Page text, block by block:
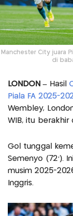
Manchester City juara
di
LONDON – Hasil
Piala FA 2025-
Wembley,
WIB, itu berakhir
Gol tunggal
Semenyo (72’).
musim 2025-
Inggris.